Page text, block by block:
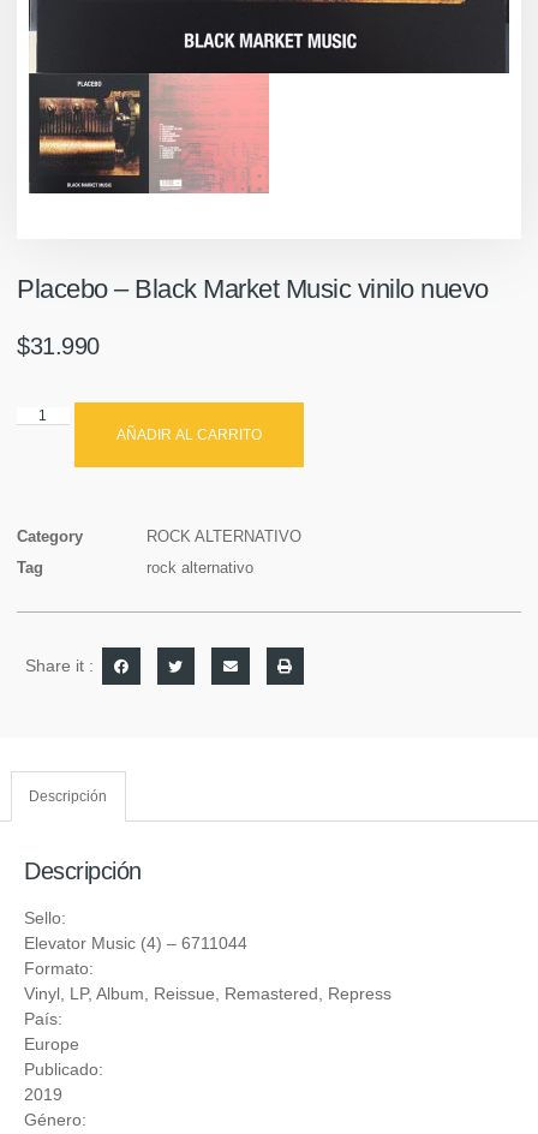
Placebo ‎– Black Market Music vinilo nuevo
$31.990
AÑADIR AL CARRITO
Category
ROCK ALTERNATIVO
Tag
rock alternativo
Share it :
Descripción
Descripción
Sello:
Elevator Music (4) ‎– 6711044
Formato:
Vinyl, LP, Album, Reissue, Remastered, Repress
País:
Europe
Publicado:
2019
Género: